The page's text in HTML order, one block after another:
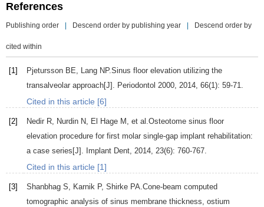
References
Publishing order Descend order by publishing year Descend order by
cited within
[1] Pjetursson BE, Lang NP.Sinus floor elevation utilizing the
transalveolar approach[J]. Periodontol 2000, 2014, 66(1): 59-71.
Cited in this article [6]
[2] Nedir R, Nurdin N, El Hage M , et al.Osteotome sinus floor
elevation procedure for first molar single-gap implant rehabilitation:
a case series[J]. Implant Dent, 2014, 23(6): 760-767.
Cited in this article [1]
[3] Shanbhag S, Karnik P, Shirke PA.Cone-beam computed
tomographic analysis of sinus membrane thickness, ostium